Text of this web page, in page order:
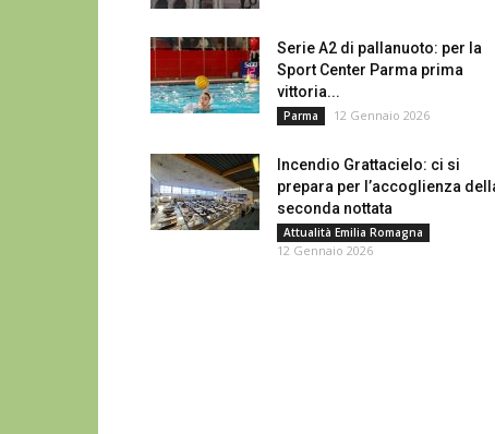
Serie A2 di pallanuoto: per la
Sport Center Parma prima
vittoria...
Parma 12 Gennaio 2026
Incendio Grattacielo: ci si
prepara per l’accoglienza
seconda nottata
Attualità Emilia Romagna
12 Gennaio 2026